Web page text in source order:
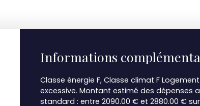
Informations
Classe énergie F, Classe climat F
excessive. Montant estimé des dépenses
standard : entre 2090.00 € et 2880.00 € sur